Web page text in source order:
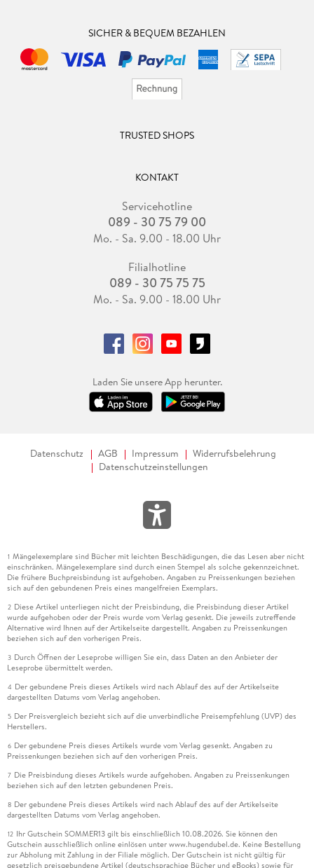
SICHER & BEQUEM BEZAHLEN
TRUSTED SHOPS
KONTAKT
Servicehotline
089 - 30 75 79 00
Mo. - Sa. 9.00 - 18.00 Uhr
Filialhotline
089 - 30 75 75 75
Mo. - Sa. 9.00 - 18.00 Uhr
Laden Sie unsere App herunter.
Datenschutz AGB Impressum
Widerrufsbelehrung
Datenschutzeinstellungen
1 Mängelexemplare sind Bücher mit leichten Beschädigungen, die das Lesen aber nicht
einschränken. Mängelexemplare sind durch einen Stempel als solche gekennzeichnet.
Die frühere Buchpreisbindung ist aufgehoben. Angaben zu Preissenkungen beziehen
sich auf den gebundenen Preis eines mangelfreien Exemplars.
2 Diese Artikel unterliegen nicht der Preisbindung, die Preisbindung dieser Artikel
wurde aufgehoben oder der Preis wurde vom Verlag gesenkt. Die jeweils zutreffende
Alternative wird Ihnen auf der Artikelseite dargestellt. Angaben zu Preissenkungen
beziehen sich auf den vorherigen Preis.
3 Durch Öffnen der Leseprobe willigen Sie ein, dass Daten an den Anbieter der
Leseprobe übermittelt werden.
4 Der gebundene Preis dieses Artikels wird nach Ablauf des auf der Artikelseite
dargestellten Datums vom Verlag angehoben.
5 Der Preisvergleich bezieht sich auf die unverbindliche Preisempfehlung (UVP) des
Herstellers.
6 Der gebundene Preis dieses Artikels wurde vom Verlag gesenkt. Angaben zu
Preissenkungen beziehen sich auf den vorherigen Preis.
7 Die Preisbindung dieses Artikels wurde aufgehoben. Angaben zu Preissenkungen
beziehen sich auf den letzten gebundenen Preis.
8 Der gebundene Preis dieses Artikels wird nach Ablauf des auf der Artikelseite
dargestellten Datums vom Verlag angehoben.
12 Ihr Gutschein SOMMER13 gilt bis einschließlich 10.08.2026. Sie können den
Gutschein ausschließlich online einlösen unter www.hugendubel.de. Keine Bestellung
zur Abholung mit Zahlung in der Filiale möglich. Der Gutschein ist nicht gültig für
gesetzlich preisgebundene Artikel (deutschsprachige Bücher und eBooks) sowie für